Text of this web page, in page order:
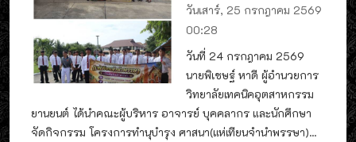
วันเสาร์, 25 กรกฎาคม 2569
00:28
วันที่ 24 กรกฎาคม 2569
นายพิเชษฐ์ หาดี ผู้อำนวยการ
วิทยาลัยเทคนิคอุตสาหกรรม
ยานยนต์ ได้นำคณะผู้บริหาร อาจารย์ บุคคลากร และนักศึกษา
จัดกิจกรรม โครงการทำนุบำรุง ศาสนา(แห่เทียนจำนำพรรษา)...